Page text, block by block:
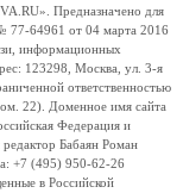
Предназначено для
77-64961 от 04 марта 2016
информационных
123298, Москва, ул. 3-я
ответственностью
22). Доменное имя сайта
Федерация и
Бабаян Роман
+7 (495) 950-62-26
в Российской